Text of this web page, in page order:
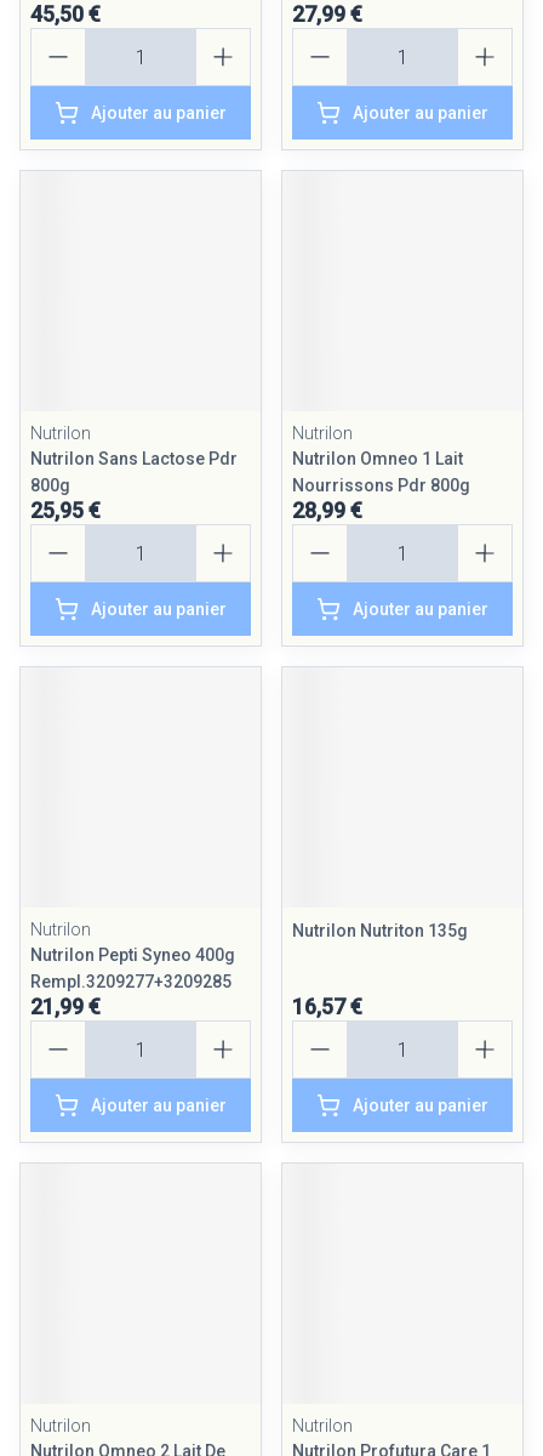
45,50 €
Ajouter au panier
27,99 €
Ajouter au panier
Nutrilon
Nutrilon Sans Lactose Pdr
800g
25,95 €
Ajouter au panier
Nutrilon
Nutrilon Omneo 1 Lait
Nourrissons Pdr 800g
28,99 €
Ajouter au panier
Nutrilon
Nutrilon Pepti Syneo 400g
Rempl.3209277+3209285
21,99 €
Ajouter au panier
Nutrilon Nutriton 135g
16,57 €
Ajouter au panier
Nutrilon
Nutrilon Omneo 2 Lait De
Nutrilon
Nutrilon Profutura Care 1